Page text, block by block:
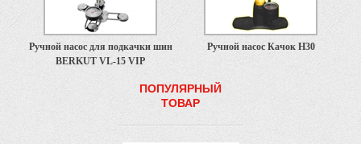
Ручной насос для подкачки шин
BERKUT VL-15 VIP
Ручной насос Качок H30
ПОПУЛЯРНЫЙ
ТОВАР